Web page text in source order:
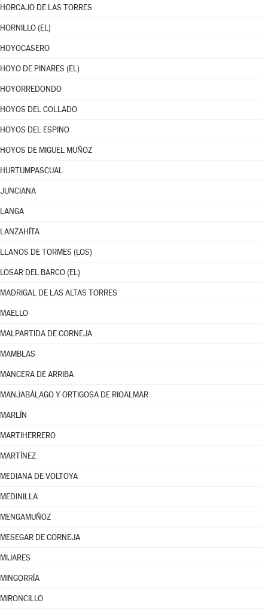
HORCAJO DE LAS TORRES
HORNILLO (EL)
HOYOCASERO
HOYO DE PINARES (EL)
HOYORREDONDO
HOYOS DEL COLLADO
HOYOS DEL ESPINO
HOYOS DE MIGUEL MUÑOZ
HURTUMPASCUAL
JUNCIANA
LANGA
LANZAHÍTA
LLANOS DE TORMES (LOS)
LOSAR DEL BARCO (EL)
MADRIGAL DE LAS ALTAS TORRES
MAELLO
MALPARTIDA DE CORNEJA
MAMBLAS
MANCERA DE ARRIBA
MANJABÁLAGO Y ORTIGOSA DE RIOALMAR
MARLÍN
MARTIHERRERO
MARTÍNEZ
MEDIANA DE VOLTOYA
MEDINILLA
MENGAMUÑOZ
MESEGAR DE CORNEJA
MIJARES
MINGORRÍA
MIRONCILLO